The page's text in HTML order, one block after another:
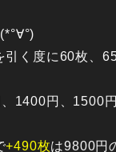
引く度に60枚、
1400円、1500
+490枚は9800円